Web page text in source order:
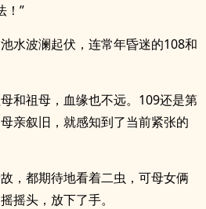
！”
水波澜起伏，连常年昏迷的108和
和祖母，血缘也不远。109还是第
亲叙旧，就感知到了当前紧张的
，都期待地看着二虫，可母女俩
摇头，放下了手。